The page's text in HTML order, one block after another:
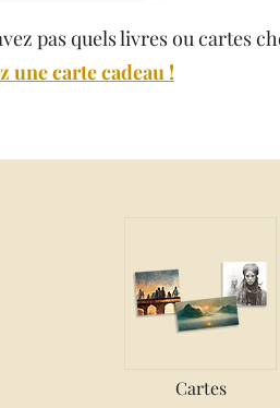
pas quels livres ou cartes
une carte cadeau !
Cartes